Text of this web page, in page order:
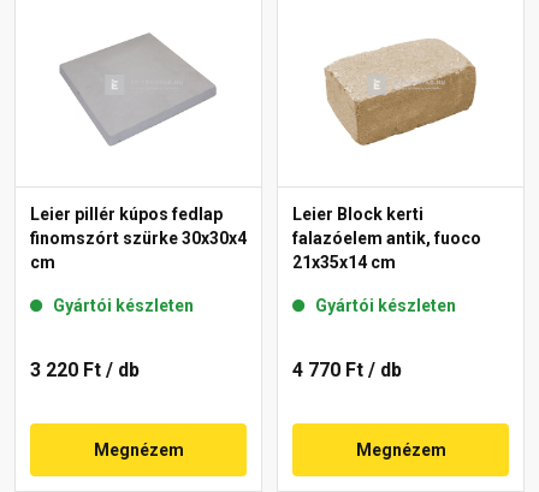
Leier pillér kúpos fedlap
finomszórt szürke 30x30x4
cm
Gyártói készleten
3 220 Ft / db
Megnézem
Leier Block kerti
falazóelem antik, fuoco
21x35x14 cm
Gyártói készleten
4 770 Ft / db
Megnézem